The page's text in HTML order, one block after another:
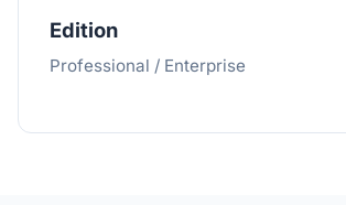
Edition
Professional / Enterprise